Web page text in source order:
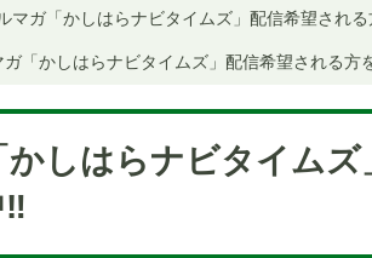
マガ「かしはらナビタイムズ」配信希望され
ガ「かしはらナビタイムズ」配信希望される方
かしはらナビタイムズ